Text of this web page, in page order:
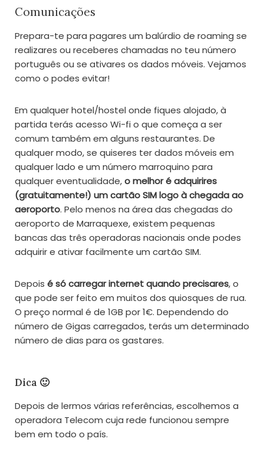
Comunicações
Prepara-te para pagares um balúrdio de roaming se
realizares ou receberes chamadas no teu número
português ou se ativares os dados móveis. Vejamos
como o podes evitar!
Em qualquer hotel/hostel onde fiques alojado, à
partida terás acesso Wi-fi o que começa a ser
comum também em alguns restaurantes. De
qualquer modo, se quiseres ter dados móveis em
qualquer lado e um número marroquino para
qualquer eventualidade,o melhor é adquirires
(gratuitamente!) um cartão SIM logo à chegada ao
aeroporto. Pelo menos na área das chegadas do
aeroporto de Marraquexe, existem pequenas
bancas das três operadoras nacionais onde podes
adquirir e ativar facilmente um cartão SIM.
Depois é só carregar internet quando precisares, o
que pode ser feito em muitos dos quiosques de rua.
O preço normal é de 1GB por 1€. Dependendo do
número de Gigas carregados, terás um determinado
número de dias para os gastares.
Dica 🙂
Depois de lermos várias referências, escolhemos a
operadora Telecom cuja rede funcionou sempre
bem em todo o país.